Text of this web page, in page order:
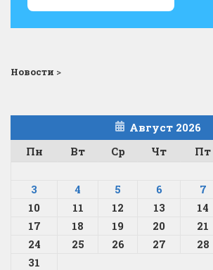
Новости >
Август 2026
Пн
Вт Ср Чт Пт
3
4 5 6 7
10
11 12 13 14
17
18 19 20 21
24
25 26 27 28
31